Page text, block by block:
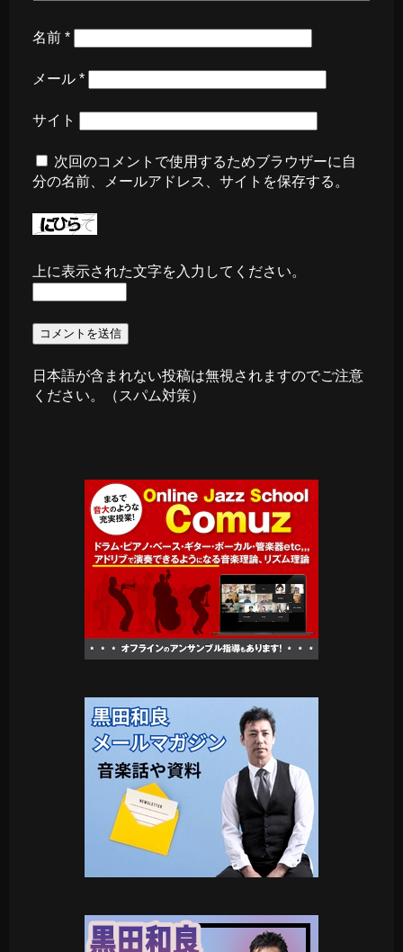
名前 *
メール *
サイト
次回のコメントで使用するためブラウザーに自
分の名前、メールアドレス、サイトを保存する。
上に表示された文字を入力してください。
日本語が含まれない投稿は無視されますのでご注意
ください。（スパム対策）